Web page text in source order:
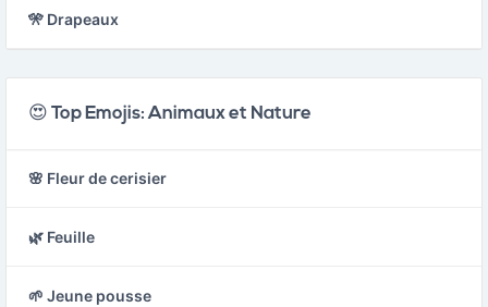
🎌 Drapeaux
😍 Top Emojis: Animaux et Nature
🌸 Fleur de cerisier
🌿 Feuille
🌱 Jeune pousse